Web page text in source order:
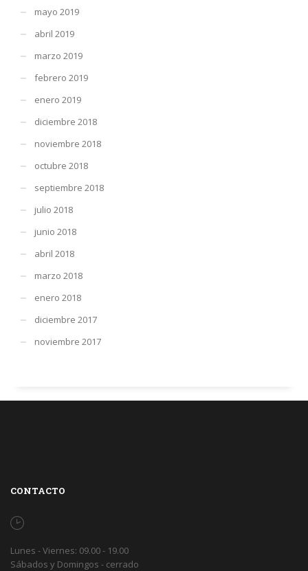
mayo 2019
abril 2019
marzo 2019
febrero 2019
enero 2019
diciembre 2018
noviembre 2018
octubre 2018
septiembre 2018
julio 2018
junio 2018
abril 2018
marzo 2018
enero 2018
diciembre 2017
noviembre 2017
CONTACTO
Lunes - Viernes: 09.00 - 19.00
Sábados y Domingos - cerrado